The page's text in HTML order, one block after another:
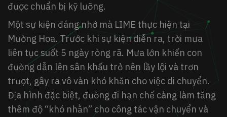
được chuẩn bị kỹ lưỡng.
Một sự kiện đáng nhớ mà LIME thực hiện tại
Mường Hoa. Trước khi sự kiện diễn ra, trời mưa
liên tục suốt 5 ngày ròng rã. Mưa lớn khiến con
đường dẫn lên sân khấu trở nên lầy lội và trơn
trượt, gây ra vô vàn khó khăn cho việc di chuyển.
Địa hình đặc biệt, đường đi hạn chế càng làm tăng
thêm độ “khó nhằn” cho công tác vận chuyển và